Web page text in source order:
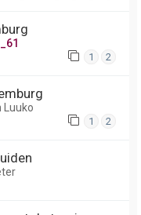
1 2
Luuko
1 2